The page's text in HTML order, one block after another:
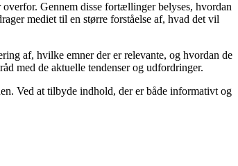
Gennem disse fortællinger belyses, hvordan
mediet til en større forståelse af, hvad det vil
af, hvilke emner der er relevante, og hvordan de
med de aktuelle tendenser og udfordringer.
Ved at tilbyde indhold, der er både informativt og